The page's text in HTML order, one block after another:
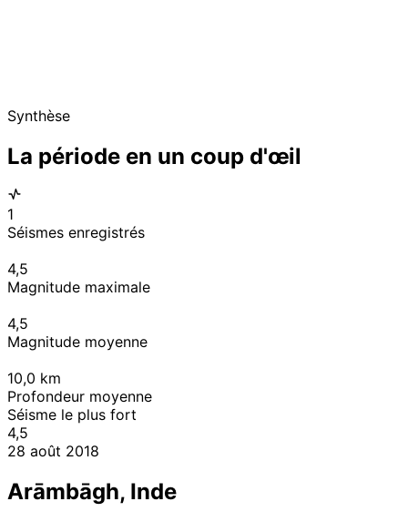
Synthèse
La période en un coup d'œil
1
Séismes enregistrés
4,5
Magnitude maximale
4,5
Magnitude moyenne
10,0 km
Profondeur moyenne
Séisme le plus fort
4,5
28 août 2018
Arāmbāgh, Inde